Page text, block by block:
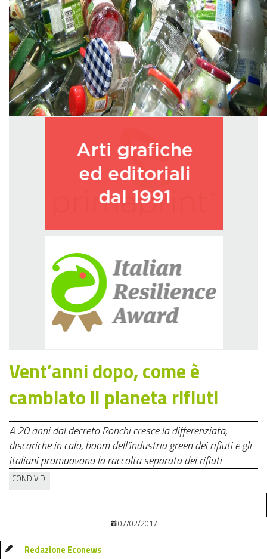
GLOCAL
ECO-EVENTI
ECOINCENTRIAMOCI
Vent’anni dopo, come è
cambiato il pianeta rifiuti
A 20 anni dal decreto Ronchi cresce la differenziata,
discariche in calo, boom dell’industria green dei rifiuti e gli
italiani promuovono la raccolta separata dei rifiuti
CONDIVIDI
07/02/2017
Redazione Econews